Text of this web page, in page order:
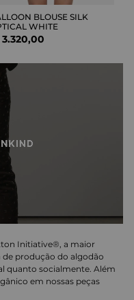
BLOUSE SILK
WHITE
3.320,00
Initiative®, a maior
de produção do algodão
quanto socialmente. Além
em nossas peças